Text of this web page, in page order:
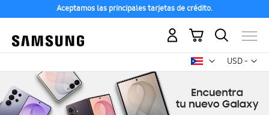
Aceptamos las principales tarjetas de crédito.
USD -
dólar
Mi carrito